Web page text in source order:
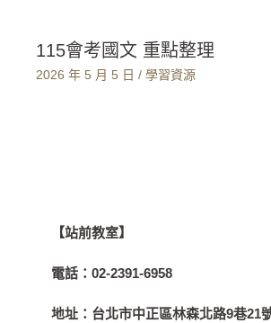
115會考國文 重點整理
2026 年 5 月 5 日 / 學習資源
【站前教室】
電話：02-2391-6958
地址： 台北市中正區林森北路9巷21